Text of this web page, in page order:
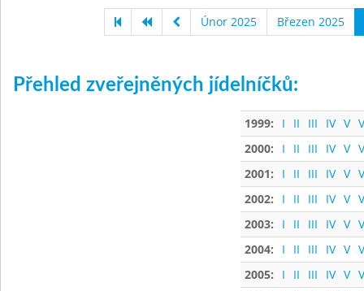
Únor 2025 Březen 2025
Přehled zveřejněných jídelníčků:
1999: I II III IV V
2000:
I II III IV V
2001:
I II III IV V
2002:
I II III IV V
2003:
I II III IV V
2004:
I II III IV V
2005:
I II III IV V